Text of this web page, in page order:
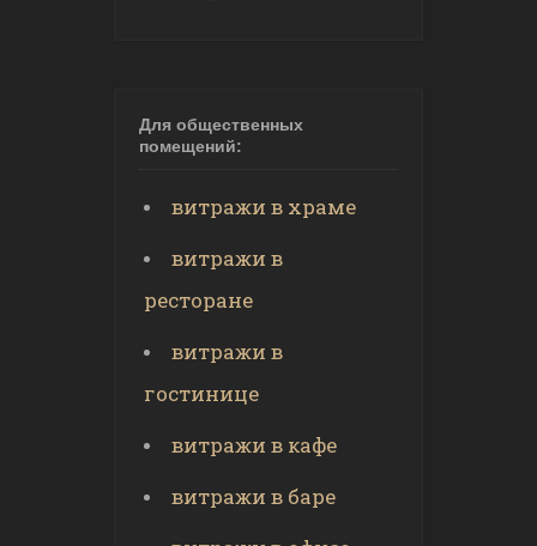
Для общественных
помещений:
витражи в храме
витражи в
ресторане
витражи в
гостинице
витражи в кафе
витражи в баре